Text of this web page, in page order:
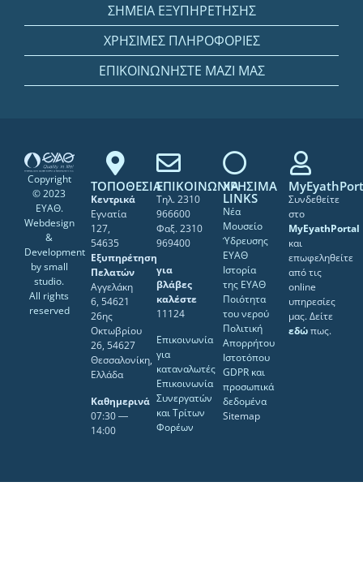
ΣΗΜΕΙΑ ΕΞΥΠΗΡΕΤΗΣΗΣ
ΧΡΗΣΙΜΕΣ ΠΛΗΡΟΦΟΡΙΕΣ
ΕΠΙΚΟΙΝΩΝΗΣΤΕ ΜΑΖΙ ΜΑΣ
Copyright
© 2023
ΕΥΑΘ.
Webdesign
&
Development
bysmall
studio.
All rights
reserved
ΤΟΠΟΘΕΣΙΑ
Κεντρικά
Εγνατία
127,
54635
Εξυπηρέτηση
Πελατών
Αγγελάκη
6, 54621
26ης
Οκτωβρίου
26, 54627
Θεσσαλονίκη,
Ελλάδα
Καθημερινά
07:30 ―
14:00
ΕΠΙΚΟΙΝΩΝΙΑ
Τηλ. 2310
966600
Φαξ. 2310
969400
για
βλάβες
καλέστε
11124
Επικοινωνία
για
καταναλωτές
Επικοινωνία
Συνεργατών
και Τρίτων
Φορέων
ΧΡΗΣΙΜΑ
LINKS
Νέα
Μουσείο
Ύδρευσης
ΕΥΑΘ
Ιστορία
της ΕΥΑΘ
Ποιότητα
του νερού
Πολιτική
Απορρήτου
Ιστοτόπου
GDPR και
προσωπικά
δεδομένα
Sitemap
Συνδεθείτε
στο
MyEyathPortal
και
επωφεληθείτε
από τις
online
υπηρεσίες
μας. Δείτε
εδώπως.